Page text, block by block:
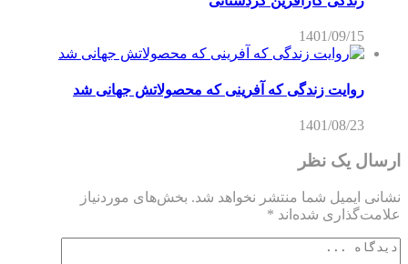
1401/09/15
روایت زندگی که آفرینی که محصولاتش جهانی شد
1401/08/23
ارسال یک نظر
نشانی ایمیل شما منتشر نخواهد شد. بخش‌های موردنیاز
علامت‌گذاری شده‌اند *